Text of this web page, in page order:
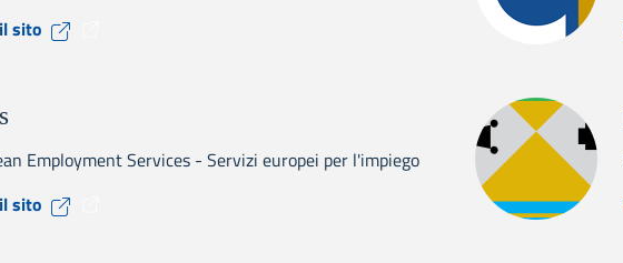
sito
Employment Services - Servizi europei per l'impiego
sito